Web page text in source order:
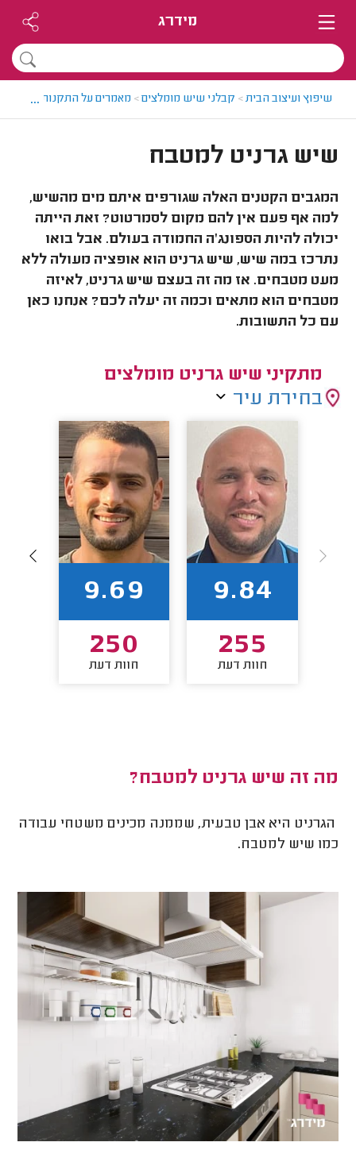
מידרג
שיפוץ ועיצוב הבית> קבלני שיש מומלצים> מאמרים על התקנות שיש
...
שיש גרניט למטבח
המגבים הקטנים האלה שגורפים איתם מים מהשיש,
למה אף פעם אין להם מקום לסמרטוט? זאת הייתה
יכולה להיות הספונג'ה החמודה בעולם. אבל בואו
נתרכז במה שיש, שיש גרניט הוא אופציה מעולה ללא
מעט מטבחים. אז מה זה בעצם שיש גרניט, לאיזה
מטבחים הוא מתאים וכמה זה יעלה לכם? אנחנו כאן
עם כל התשובות.
מתקיני שיש גרניט מומלצים
בחירת עיר
9.84
255
חוות דעת
9.69
250
חוות דעת
מה זה שיש גרניט למטבח?
הגרניט היא אבן טבעית, שממנה מכינים משטחי עבודה
כמו שיש למטבח.